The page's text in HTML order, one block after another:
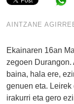
AINTZANE
Ekainaren 16an
zegoen
baina, hala ere,
genuen eta. Leirek
irakurri eta gero